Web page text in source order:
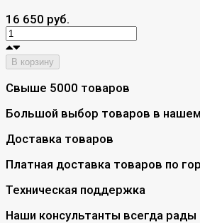
16 650 руб.
В корзину
Свыше 5000 товаров
Большой выбор товаров в
Доставка товаров
Платная доставка товаров по
Техническая поддержка
Наши консультанты всегда